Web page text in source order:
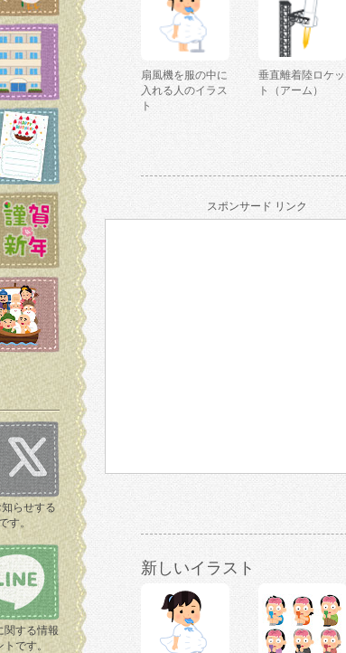
らせする
す。
関する情報
です。
扇風機を服の中に
入れる人のイラス
ト
垂直離着陸ロケッ
ト（アーム）
スポンサード リンク
新しいイラスト